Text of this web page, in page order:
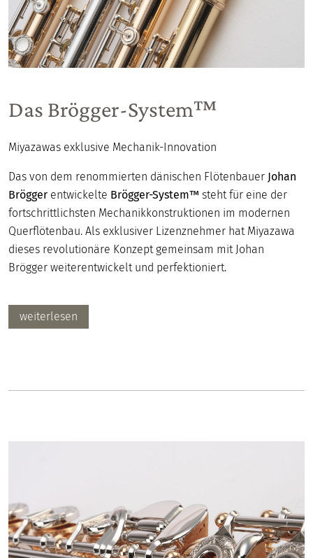
Das Brögger-System™
Miyazawas exklusive Mechanik-Innovation
Das von dem renommierten dänischen Flötenbauer Johan
Brögger entwickelte Brögger-System™ steht für eine der
fortschrittlichsten Mechanikkonstruktionen im modernen
Querflötenbau. Als exklusiver Lizenznehmer hat Miyazawa
dieses revolutionäre Konzept gemeinsam mit Johan
Brögger weiterentwickelt und perfektioniert.
weiterlesen